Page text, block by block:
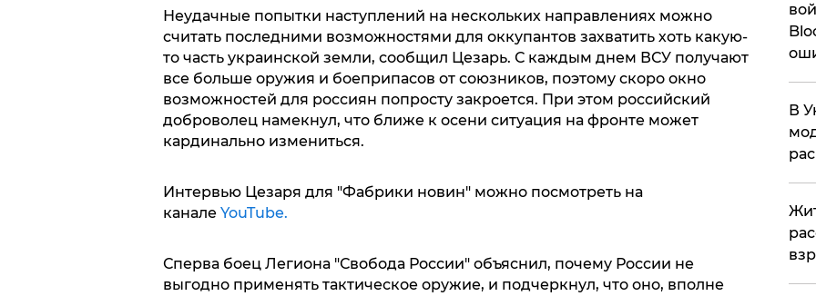
Неудачные попытки наступлений на нескольких направлениях можно
считать последними возможностями для оккупантов захватить хоть какую-
то часть украинской земли, сообщил Цезарь. С каждым днем ВСУ получают
все больше оружия и боеприпасов от союзников, поэтому скоро окно
возможностей для россиян попросту закроется. При этом российский
доброволец намекнул, что ближе к осени ситуация на фронте может
кардинально измениться.
Интервью Цезаря для "Фабрики новин" можно посмотреть на
канале YouTube.
Сперва боец Легиона "Свобода России" объяснил, почему России не
выгодно применять тактическое оружие, и подчеркнул, что оно, вполне
В